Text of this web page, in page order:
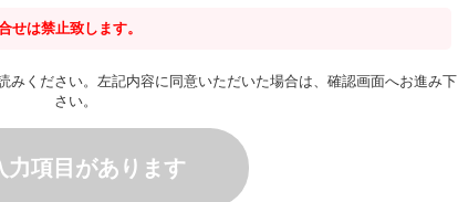
は禁止致します。
みください。左記内容に同意いただいた場合は、確認画面へお進み下
さい。
力項目があります